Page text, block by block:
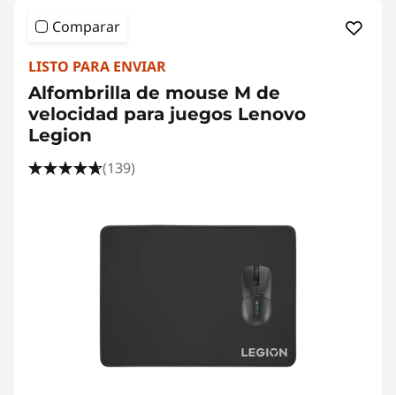
Comparar
LISTO PARA ENVIAR
Alfombrilla de mouse M de
velocidad para juegos Lenovo
Legion
(139)